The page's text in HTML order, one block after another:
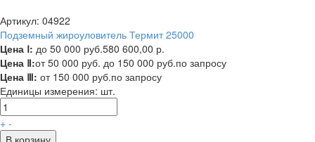
Артикул: 04922
Подземный жироуловитель Термит 25000
Цена Ⅰ: до 50 000 руб.580 600,00 р.
Цена Ⅱ:от 50 000 руб. до 150 000 руб.по запросу
Цена Ⅲ: от 150 000 руб.по запросу
Единицы измерения: шт.
+ -
В корзину